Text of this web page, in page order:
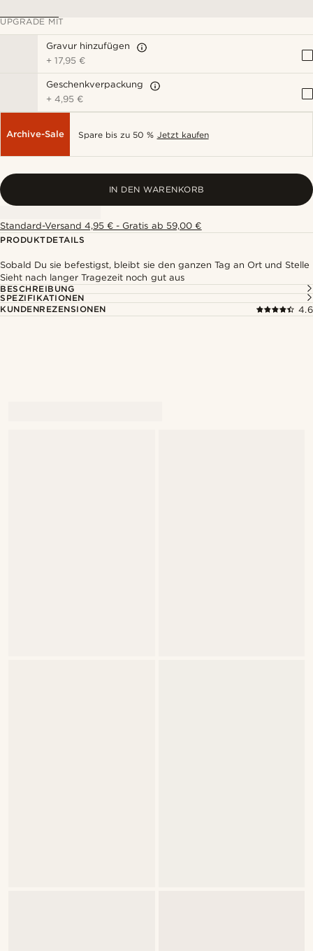
UPGRADE MIT
Gravur hinzufügen
+17,95 €
Geschenkverpackung
+4,95 €
Archive-Sale Spare bis zu 50 % Jetzt kaufen
IN DEN WARENKORB
Standard-Versand 4,95 € - Gratis ab 59,00 €
PRODUKTDETAILS
Sobald Du sie befestigst, bleibt sie den ganzen Tag an Ort und Stelle
Sieht nach langer Tragezeit noch gut aus
BESCHREIBUNG
SPEZIFIKATIONEN
KUNDENREZENSIONEN
4.6